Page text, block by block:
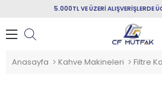
5.000TL VE ÜZERİ ALIŞVERİŞLERDE
Anasayfa Kahve Makineleri Filtre